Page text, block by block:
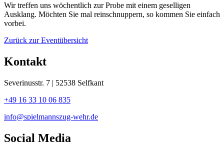
Wir treffen uns wöchentlich zur Probe mit einem geselligen
Ausklang. Möchten Sie mal reinschnuppern, so kommen Sie einfach
vorbei.
Zurück zur Eventübersicht
Kontakt
Severinusstr. 7 | 52538 Selfkant
+49 16 33 10 06 835
info@spielmannszug-wehr.de
Social Media